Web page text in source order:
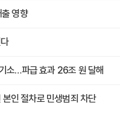
영향
소…파급 효과 26조 원 달해
인 절차로 민생범죄 차단